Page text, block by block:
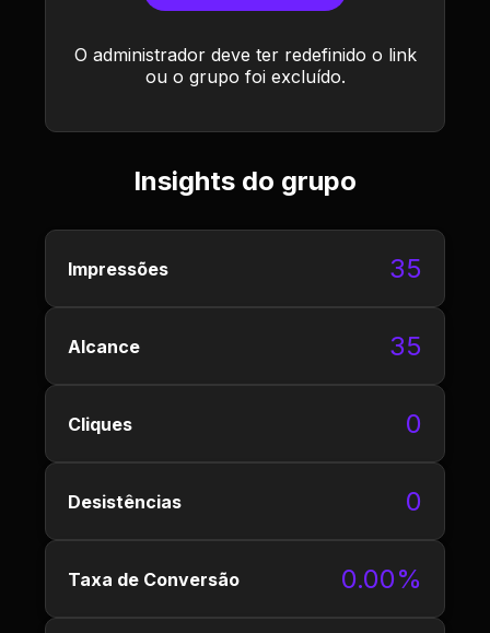
O administrador deve ter redefinido o link
ou o grupo foi excluído.
Insights do grupo
Impressões 35
Alcance 35
Cliques 0
Desistências 0
Taxa de Conversão 0.00%